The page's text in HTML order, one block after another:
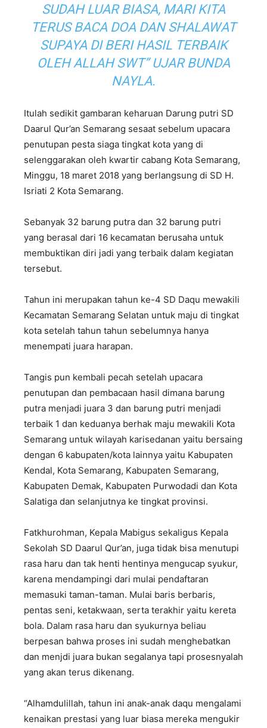
SUDAH LUAR BIASA, MARI KITA
TERUS BACA DOA DAN SHALAWAT
SUPAYA DI BERI HASIL TERBAIK
OLEH ALLAH SWT” UJAR BUNDA
NAYLA.
Itulah sedikit gambaran keharuan Darung putri SD
Daarul Qur’an Semarang sesaat sebelum upacara
penutupan pesta siaga tingkat kota yang di
selenggarakan oleh kwartir cabang Kota Semarang,
Minggu, 18 maret 2018 yang berlangsung di SD H.
Isriati 2 Kota Semarang.
Sebanyak 32 barung putra dan 32 barung putri
yang berasal dari 16 kecamatan berusaha untuk
membuktikan diri jadi yang terbaik dalam kegiatan
tersebut.
Tahun ini merupakan tahun ke-4 SD Daqu mewakili
Kecamatan Semarang Selatan untuk maju di tingkat
kota setelah tahun tahun sebelumnya hanya
menempati juara harapan.
Tangis pun kembali pecah setelah upacara
penutupan dan pembacaan hasil dimana barung
putra menjadi juara 3 dan barung putri menjadi
terbaik 1 dan keduanya berhak maju mewakili Kota
Semarang untuk wilayah karisedanan yaitu bersaing
dengan 6 kabupaten/kota lainnya yaitu Kabupaten
Kendal, Kota Semarang, Kabupaten Semarang,
Kabupaten Demak, Kabupaten Purwodadi dan Kota
Salatiga dan selanjutnya ke tingkat provinsi.
Fatkhurohman, Kepala Mabigus sekaligus Kepala
Sekolah SD Daarul Qur’an, juga tidak bisa menutupi
rasa haru dan tak henti hentinya mengucap syukur,
karena mendampingi dari mulai pendaftaran
memasuki taman-taman. Mulai baris berbaris,
pentas seni, ketakwaan, serta terakhir yaitu kereta
bola. Dalam rasa haru dan syukurnya beliau
berpesan bahwa proses ini sudah menghebatkan
dan menjdi juara bukan segalanya tapi prosesnyalah
yang akan terus dikenang.
“Alhamdulillah, tahun ini anak-anak daqu mengalami
kenaikan prestasi yang luar biasa mereka mengukir